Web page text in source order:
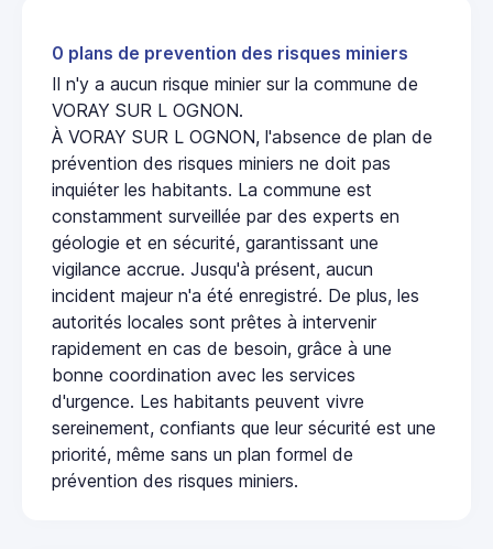
0 plans de prevention des risques miniers
Il n'y a aucun risque minier sur la commune de
VORAY SUR L OGNON.
À VORAY SUR L OGNON, l'absence de plan de
prévention des risques miniers ne doit pas
inquiéter les habitants. La commune est
constamment surveillée par des experts en
géologie et en sécurité, garantissant une
vigilance accrue. Jusqu'à présent, aucun
incident majeur n'a été enregistré. De plus, les
autorités locales sont prêtes à intervenir
rapidement en cas de besoin, grâce à une
bonne coordination avec les services
d'urgence. Les habitants peuvent vivre
sereinement, confiants que leur sécurité est une
priorité, même sans un plan formel de
prévention des risques miniers.